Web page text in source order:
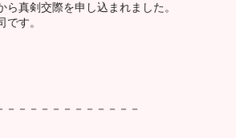
真剣交際を申し込まれました。
す。
－－－－－－－－－－－